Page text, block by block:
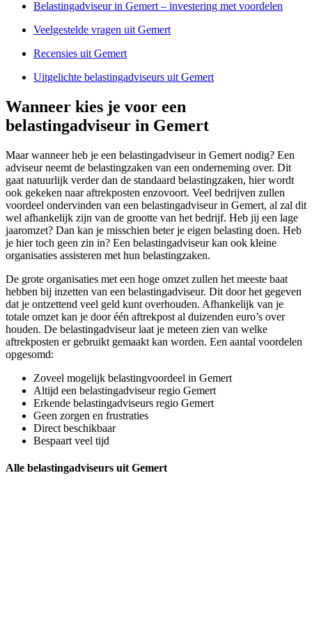
Belastingadviseur in Gemert – investering met voordelen
Veelgestelde vragen uit Gemert
Recensies uit Gemert
Uitgelichte belastingadviseurs uit Gemert
Wanneer kies je voor een
belastingadviseur in Gemert
Maar wanneer heb je een belastingadviseur in Gemert nodig? Een
adviseur neemt de belastingzaken van een onderneming over. Dit
gaat natuurlijk verder dan de standaard belastingzaken, hier wordt
ook gekeken naar aftrekposten enzovoort. Veel bedrijven zullen
voordeel ondervinden van een belastingadviseur in Gemert, al zal dit
wel afhankelijk zijn van de grootte van het bedrijf. Heb jij een lage
jaaromzet? Dan kan je misschien beter je eigen belasting doen. Heb
je hier toch geen zin in? Een belastingadviseur kan ook kleine
organisaties assisteren met hun belastingzaken.
De grote organisaties met een hoge omzet zullen het meeste baat
hebben bij inzetten van een belastingadviseur. Dit door het gegeven
dat je ontzettend veel geld kunt overhouden. Afhankelijk van je
totale omzet kan je door één aftrekpost al duizenden euro’s over
houden. De belastingadviseur laat je meteen zien van welke
aftrekposten er gebruikt gemaakt kan worden. Een aantal voordelen
opgesomd:
Zoveel mogelijk belastingvoordeel in Gemert
Altijd een belastingadviseur regio Gemert
Erkende belastingadviseurs regio Gemert
Geen zorgen en frustraties
Direct beschikbaar
Bespaart veel tijd
Alle belastingadviseurs uit Gemert